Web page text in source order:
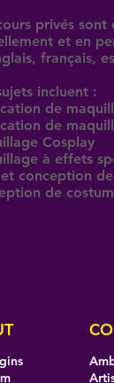
privés sont
et en
français,
incluent :
de
de
Cosplay
à effets
conception
de